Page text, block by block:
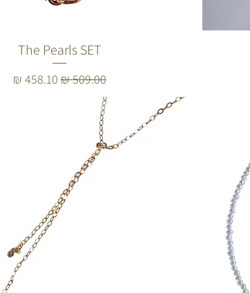
The Pearls SET
מחיר רגיל‏509.00 ‏₪ מחיר מבצע